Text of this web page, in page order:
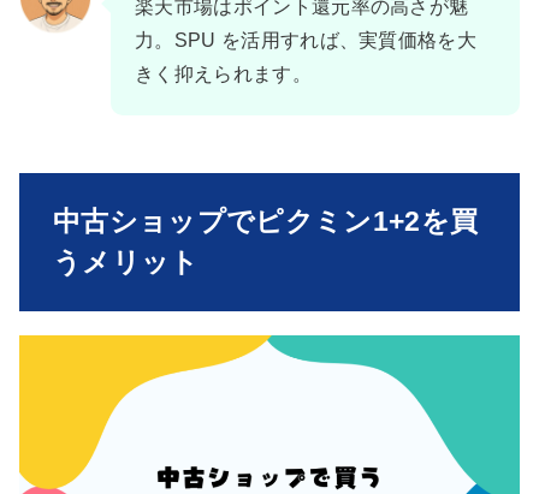
楽天市場はポイント還元率の高さが魅
力。SPU を活用すれば、実質価格を大
きく抑えられます。
中古ショップでピクミン1+2を買
うメリット